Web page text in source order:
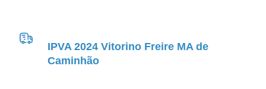
IPVA 2024 Vitorino Freire MA de
Caminhão